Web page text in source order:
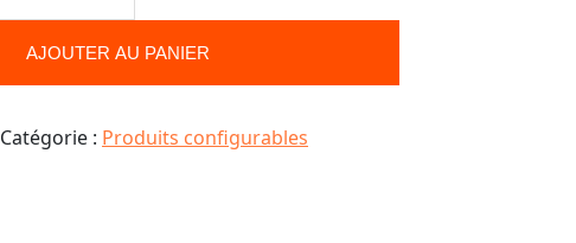
AJOUTER AU PANIER
Catégorie : Produits configurables